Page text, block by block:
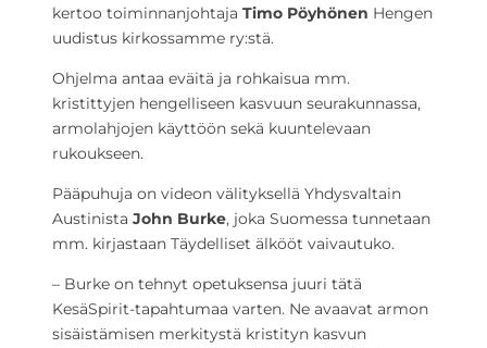
kertoo toiminnanjohtaja Timo Pöyhönen Hengen
uudistus kirkossamme ry:stä.
Ohjelma antaa eväitä ja rohkaisua mm.
kristittyjen hengelliseen kasvuun seurakunnassa,
armolahjojen käyttöön sekä kuuntelevaan
rukoukseen.
Pääpuhuja on videon välityksellä Yhdysvaltain
Austinista John Burke, joka Suomessa tunnetaan
mm. kirjastaan Täydelliset älkööt vaivautuko.
– Burke on tehnyt opetuksensa juuri tätä
KesäSpirit-tapahtumaa varten. Ne avaavat armon
sisäistämisen merkitystä kristityn kasvun